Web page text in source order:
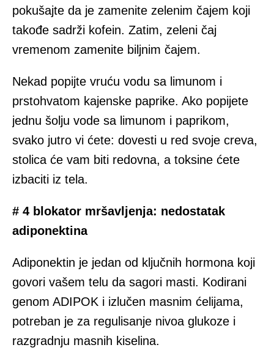
pokušajte da je zamenite zelenim čajem koji
takođe sadrži kofein. Zatim, zeleni čaj
vremenom zamenite biljnim čajem.
Nekad popijte vruću vodu sa limunom i
prstohvatom kajenske paprike. Ako popijete
jednu šolju vode sa limunom i paprikom,
svako jutro vi ćete: dovesti u red svoje creva,
stolica će vam biti redovna, a toksine ćete
izbaciti iz tela.
# 4 blokator mršavljenja: nedostatak
adiponektina
Adiponektin je jedan od ključnih hormona koji
govori vašem telu da sagori masti. Kodirani
genom ADIPOK i izlučen masnim ćelijama,
potreban je za regulisanje nivoa glukoze i
razgradnju masnih kiselina.